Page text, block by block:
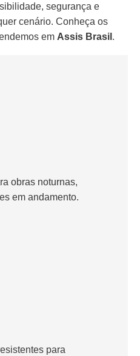
segurança e
cenário. Conheça os
em Assis Brasil .
obras noturnas,
em andamento.
para